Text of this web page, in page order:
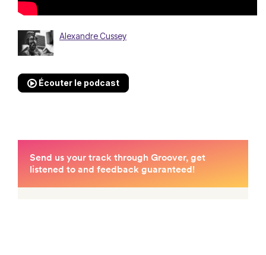
Alexandre Cussey
Écouter le podcast